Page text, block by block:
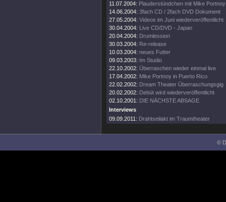
11.07.2004: Plauderstündchen mit Mike Portnoy
14.06.2004: 3fach CD / 2fach DVD Dokument
27.05.2004: Videos im Juni wiederveröffentlicht
30.04.2004: Live CD/DVD - Japan
20.04.2004: Drumlession
30.03.2004: Re-release
10.03.2004: neues Futter
09.03.2003: Im Studio
22.10.2002: Überraschen wieder einmal live
17.04.2002: Mike Portnoy in Puerto Rico
22.02.2002: Dream Theater Überraschungsgig
20.02.2002: Debüt wird wiederveröffentlicht
02.10.2001: DIE NÄCHSTE ABSAGE
Interviews
09.09.2011: Drahtseilakt im Traumtheater
©